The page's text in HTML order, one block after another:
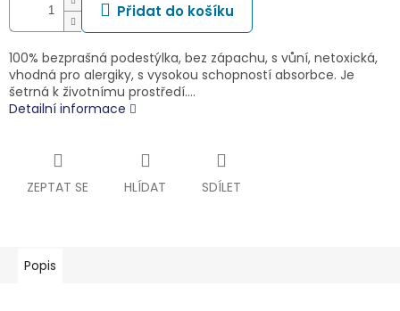
Přidat do košíku
100% bezprašná podestýlka, bez zápachu, s vůní, netoxická,
vhodná pro alergiky, s vysokou schopností absorbce. Je
šetrná k životnímu prostředí.…
Detailní informace
ZEPTAT SE HLÍDAT SDÍLET
Popis